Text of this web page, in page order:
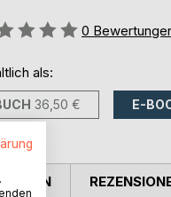
0
als:
36,50 € E-